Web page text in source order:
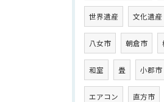
世界遺産 文化遺産
八女市 朝倉市
和室 畳 小郡市
エアコン 直方市